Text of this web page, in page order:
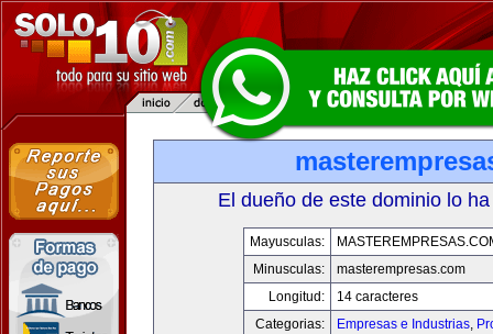
El dueño de este dominio lo
Mayusculas:
Minusculas:
masterempresas.com
Longitud:
14 caracteres
Categorias:
Empresas e Industrias,